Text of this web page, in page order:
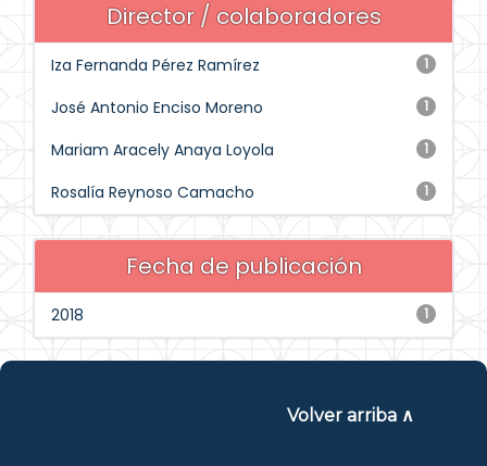
Director / colaboradores
1
Iza Fernanda Pérez Ramírez
1
José Antonio Enciso Moreno
1
Mariam Aracely Anaya Loyola
1
Rosalía Reynoso Camacho
Fecha de publicación
1
2018
Volver arriba ∧